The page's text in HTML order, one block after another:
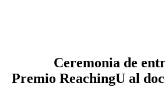
Ceremonia de
Premio ReachingU al